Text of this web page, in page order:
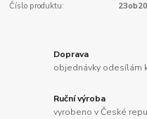
Číslo produktu:
Doprava
objednávky odesílám
Ruční výroba
vyrobeno v České